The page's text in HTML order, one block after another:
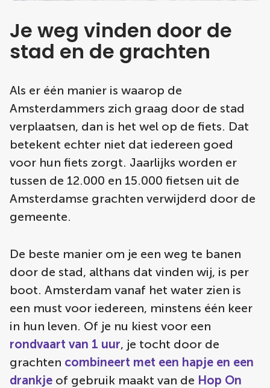
Je weg vinden door de
stad en de grachten
Als er één manier is waarop de
Amsterdammers zich graag door de stad
verplaatsen, dan is het wel op de fiets. Dat
betekent echter niet dat iedereen goed
voor hun fiets zorgt. Jaarlijks worden er
tussen de 12.000 en 15.000 fietsen uit de
Amsterdamse grachten verwijderd door de
gemeente.
De beste manier om je een weg te banen
door de stad, althans dat vinden wij, is per
boot. Amsterdam vanaf het water zien is
een must voor iedereen, minstens één keer
in hun leven. Of je nu kiest voor een
rondvaart van 1 uur, je tocht door de
grachten combineert met een hapje en een
drankje of gebruik maakt van de Hop On